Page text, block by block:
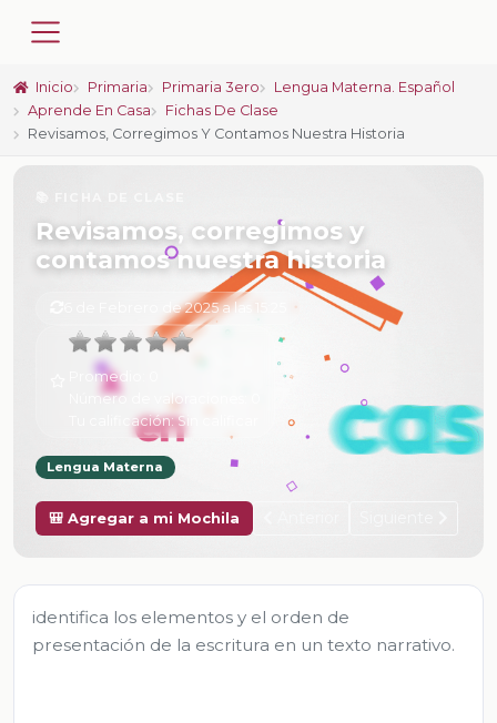
Inicio Primaria Primaria 3ero
Lengua Materna. Español
Aprende En Casa
Fichas De Clase
Revisamos, Corregimos Y Contamos Nuestra Historia
Revisamos, corregimos y
contamos nuestra historia
6 de Febrero de 2025 a las 15:25
Promedio:
Número de valoraciones:
Tu calificación:Sin calificar
Lengua Materna
🎒 Agregar a mi Mochila
identifica los elementos y el orden de
presentación de la escritura en un texto narrativo.